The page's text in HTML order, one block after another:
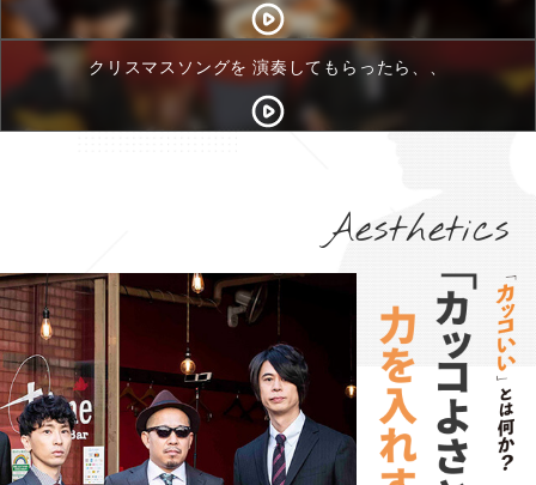
クリスマスソングを 演奏してもらったら、、
Aesthetics